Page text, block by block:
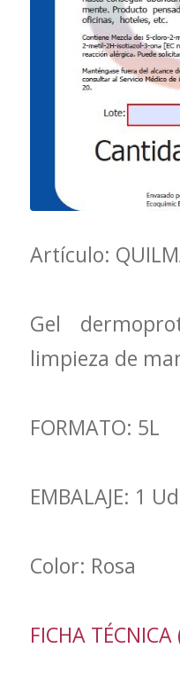
Artículo:
Gel
limpieza de
FORMATO: 5L
EMBALAJE: 1
Color: Rosa
FICHA TÉCNICA